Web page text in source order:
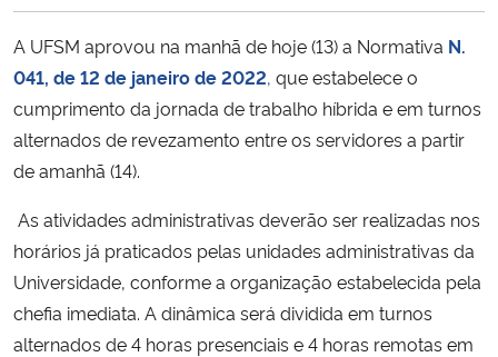
Ministério do Turismo
Ministério do Desenvolvimento Regional
Controladoria-Geral da União
Ministério da Mulher, da Família e dos Direitos Humanos
Secretaria-Geral
Secretaria de Governo
A UFSM aprovou na manhã de hoje (13) a Normativa N.
041, de 12 de janeiro de 2022, que estabelece o
cumprimento da jornada de trabalho híbrida e em turnos
alternados de revezamento entre os servidores a partir
de amanhã (14).
As atividades administrativas deverão ser realizadas nos
horários já praticados pelas unidades administrativas da
Universidade, conforme a organização estabelecida pela
chefia imediata. A dinâmica será dividida em turnos
alternados de 4 horas presenciais e 4 horas remotas em